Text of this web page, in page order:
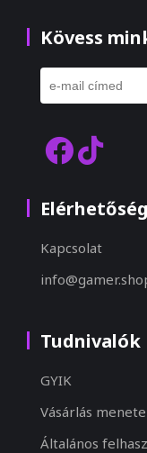
Kövess
Kapcsolat
Tudnivalók
GYIK
Vásárlás menete
Általános